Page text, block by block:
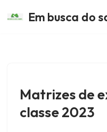
Em busca do
Matrizes de
classe 2023